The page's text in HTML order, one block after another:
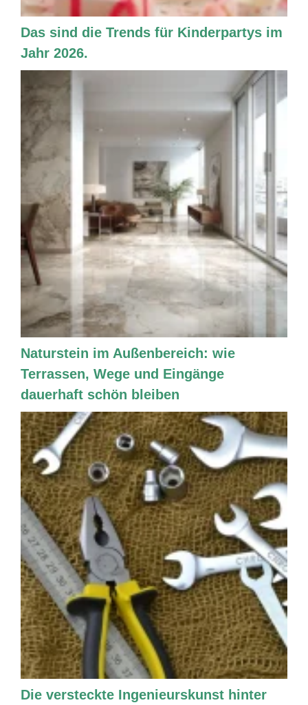
Das sind die Trends für Kinderpartys im
Jahr 2026.
Naturstein im Außenbereich: wie
Terrassen, Wege und Eingänge
dauerhaft schön bleiben
Die versteckte Ingenieurskunst hinter